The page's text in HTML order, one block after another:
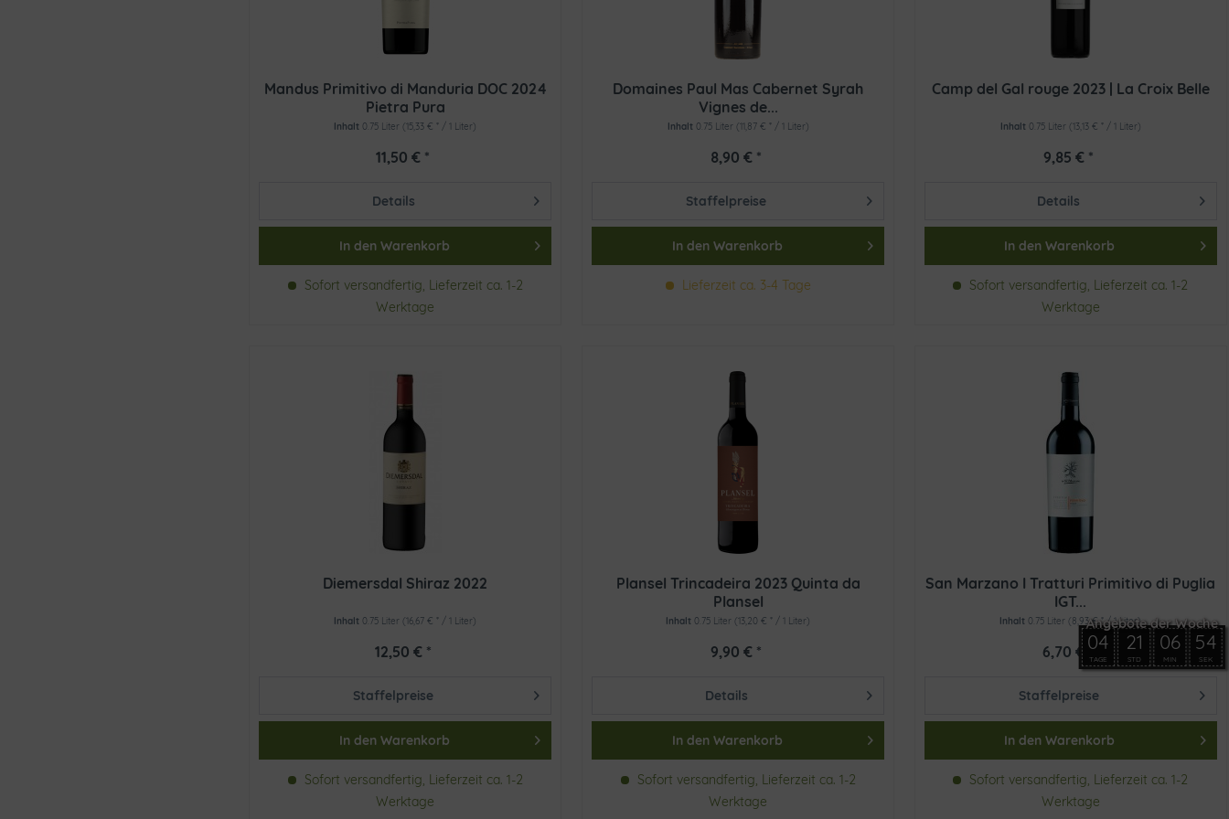
Mandus Primitivo di Manduria DOC 2024
Pietra Pura
Inhalt 0.75 Liter (15,33 € * / 1 Liter)
11,50 € *
Details
In den Warenkorb
Sofort versandfertig, Lieferzeit ca. 1-2
Werktage
Domaines Paul Mas Cabernet Syrah
Vignes de...
Inhalt 0.75 Liter (11,87 € * / 1 Liter)
8,90 € *
Staffelpreise
In den Warenkorb
Lieferzeit ca. 3-4 Tage
Camp del Gal rouge 2023 | La Croix Belle
Inhalt 0.75 Liter (13,13 € * / 1 Liter)
9,85 € *
Details
In den Warenkorb
Sofort versandfertig, Lieferzeit ca. 1-2
Werktage
Diemersdal Shiraz 2022
Inhalt 0.75 Liter (16,67 € * / 1 Liter)
12,50 € *
Staffelpreise
In den Warenkorb
Sofort versandfertig, Lieferzeit ca. 1-2
Werktage
Plansel Trincadeira 2023 Quinta da
Plansel
Inhalt 0.75 Liter (13,20 € * / 1 Liter)
9,90 € *
Details
In den Warenkorb
Sofort versandfertig, Lieferzeit ca. 1-2
Werktage
San Marzano I Tratturi Primitivo di Puglia
IGT...
Inhalt 0.75 Liter (8,93 € * / 1 Liter)
6,70 € *
Staffelpreise
In den Warenkorb
Sofort versandfertig, Lieferzeit ca. 1-2
Werktage
04
TAGE
21
STD
06
MIN
54
SEK